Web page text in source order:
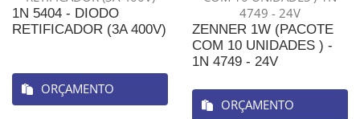
1N 5404 - DIODO
RETIFICADOR (3A 400V)
ORÇAMENTO
ZENNER 1W (PACOTE
COM 10 UNIDADES ) -
1N 4749 - 24V
ORÇAMENTO